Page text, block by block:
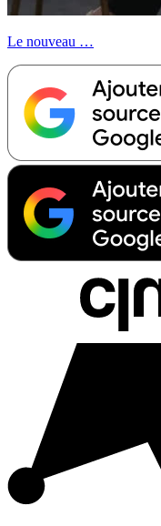
Le nouveau …